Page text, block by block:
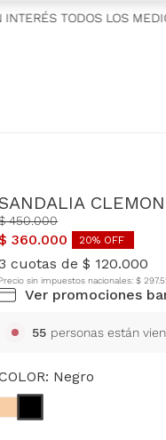
TODOS LOS MEDIOS
CLEMON
450.000
360.000 20% OFF
cuotas de $ 120.000
Precio sin impuestos nacionales: $ 297.
Ver promociones
55 personas están
Negro